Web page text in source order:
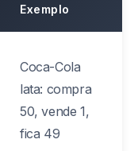
Exemplo
Coca-Cola
lata: compra
50, vende 1,
fica 49